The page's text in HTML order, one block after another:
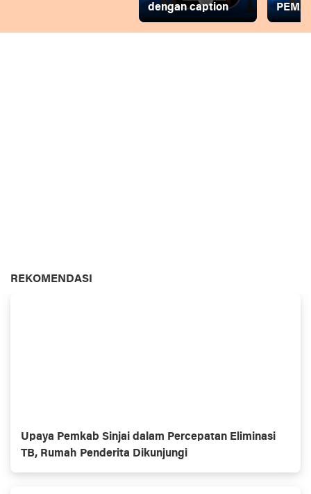
dengan caption
REKOMENDASI
Upaya Pemkab Sinjai dalam Percepatan Eliminasi
TB, Rumah Penderita Dikunjungi